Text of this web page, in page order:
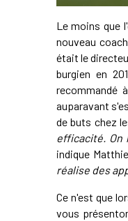
Le moins que
nouveau
était le
burgien en
recommandé
auparavant
de buts chez
efficacité. On
indique
réalise des
Ce n'est que
vous